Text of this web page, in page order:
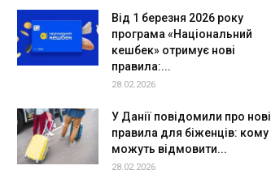
Від 1 березня 2026 року
програма «Національний
кешбек» отримує нові
правила:...
28.02.2026
У Данії повідомили про нові
правила для біженців: кому
можуть відмовити...
28.02.2026